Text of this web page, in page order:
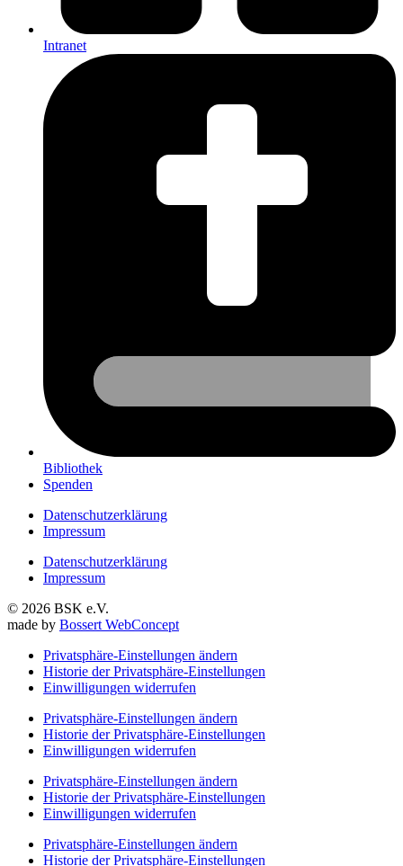
Intranet
Bibliothek
Spenden
Datenschutzerklärung
Impressum
Datenschutzerklärung
Impressum
© 2026 BSK e.V.
made by Bossert WebConcept
Privatsphäre-Einstellungen ändern
Historie der Privatsphäre-Einstellungen
Einwilligungen widerrufen
Privatsphäre-Einstellungen ändern
Historie der Privatsphäre-Einstellungen
Einwilligungen widerrufen
Privatsphäre-Einstellungen ändern
Historie der Privatsphäre-Einstellungen
Einwilligungen widerrufen
Privatsphäre-Einstellungen ändern
Historie der Privatsphäre-Einstellungen